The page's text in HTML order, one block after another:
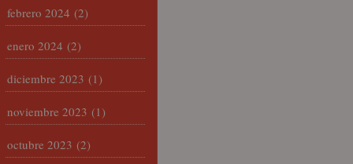
febrero 2024 (2)
enero 2024 (2)
diciembre 2023 (1)
noviembre 2023 (1)
octubre 2023 (2)